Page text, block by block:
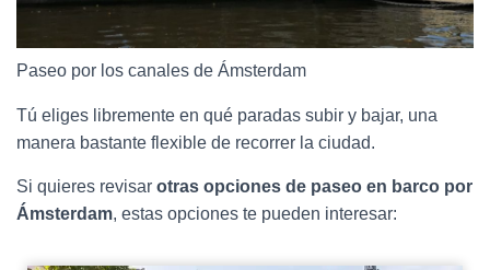
Paseo por los canales de Ámsterdam
Tú eliges libremente en qué paradas subir y bajar, una
manera bastante flexible de recorrer la ciudad.
Si quieres revisar otras opciones de paseo en barco por
Ámsterdam, estas opciones te pueden interesar: